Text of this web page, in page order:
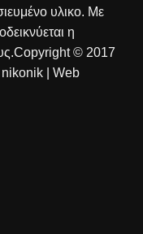
υλικο. Με
η
© 2017
nikonik
| Web